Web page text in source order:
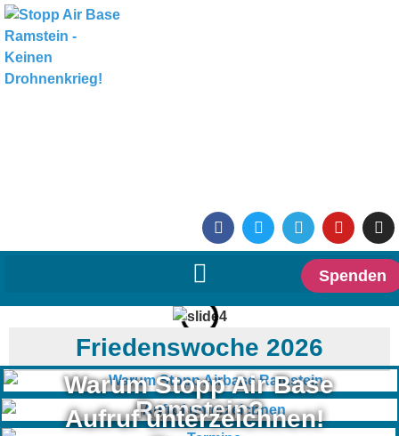
Spenden
Friedenswoche 2026
Warum Stopp Air Base
Ramstein?
Aufruf unterzeichnen!